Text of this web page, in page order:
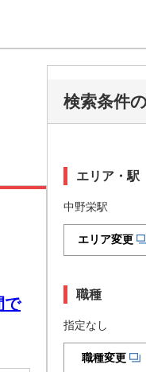
で
検索条件
エリア・駅
中野栄駅
エリア変更
職種
指定なし
職種変更